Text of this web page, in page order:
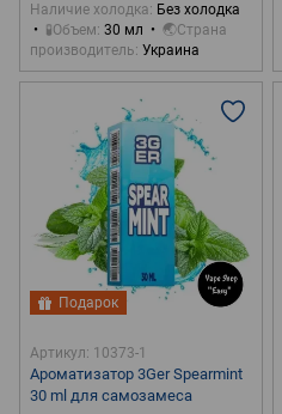
Наличие холодка
Без холодка
🧪Объем 30 мл
🌏Страна
производитель Украина
Подарок
Артикул: 10373-1
Ароматизатор 3Ger Spearmint
30 ml для самозамеса